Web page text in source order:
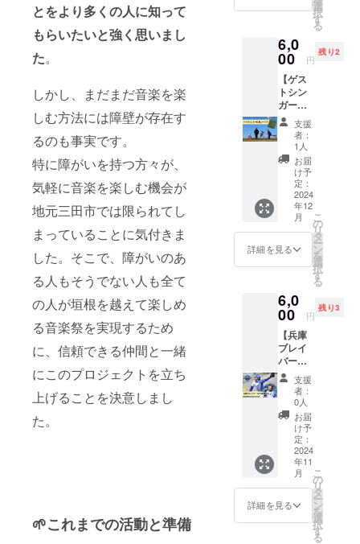
とをより多くの人に知って
もらいたいと強く思いまし
た。
しかし、まだまだ音楽を楽
しむ方法には障壁が存在す
るのも事実です。
特に障がいを持つ方々が、
気軽に音楽を楽しむ機会が
地元三田市では限られてし
まっていることに気付きま
した。そこで、障がいのあ
る人もそうでない人も全て
の人が垣根を越えて楽しめ
る音楽祭を実現するため
に、信頼できる仲間と一緒
にこのプロジェクトを立ち
上げることを決意しまし
た。
🌱これまでの活動と準備
レス、
DMもし
LINEい
ずれか
ご希望
の送信
方法を
ご記入
くださ
い。
SPOT
LIGHT
さまか
ら送ら
せてい
ただき
のある
なしに
く、あ
なたは
世界中
でたっ
た1人の
素晴ら
在。 親
指占い
を通じ
て自分
を知り
更に輝
くキッ
カケに
してく
ださ
い！
「運勢/
す。
だきま
みなさ
んに暖
かい
メッ
セージ
とにこ
いちさ
んの
グッズ
をお送
りしま
す。 ◉に
こいち
神戸市
出身の
アコー
ス
球少年
だった
二人が
神戸市
立須磨
高校の
同級生
として
出会
う。 高
校卒業
を機
に、
「にこ
いち」
として
楽曲制
選
択
す
る
6,0
00 円
残り2
【ゲス
トシン
ガー応
援コー
ス】 ゲ
ストシ
ンガー
の『ア
シガル
ユー
ス』さ
んから
応援の
グッズ
をご提
供いた
した！
みなさ
んに暖
かい
メッ
セージ
とアシ
ガル
ユース
さんの
グッズ
をお送
りしま
す。 ◉ア
シガル
ユース
大阪を
支援
者：
1人
お届
け予
定：
2024
年12
月
詳細を見る
こ
の
リ
タ
ー
ン
を
選
択
す
る
6,0
00 円
残り3
【兵庫
ブレイ
バーズ
古屋剛
選手サ
イン入
りボー
ル】 今
シーズ
ン第二
位と盛
り上
がった
三田市
に拠点
を置く
支援
者：
0人
お届
け予
定：
2024
年11
月
詳細を見る
こ
の
リ
タ
ー
ン
を
選
択
す
る